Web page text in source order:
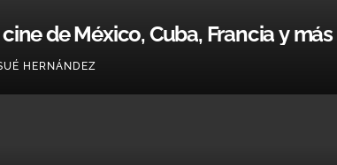
de México, Cuba, Francia y
HERNÁNDEZ